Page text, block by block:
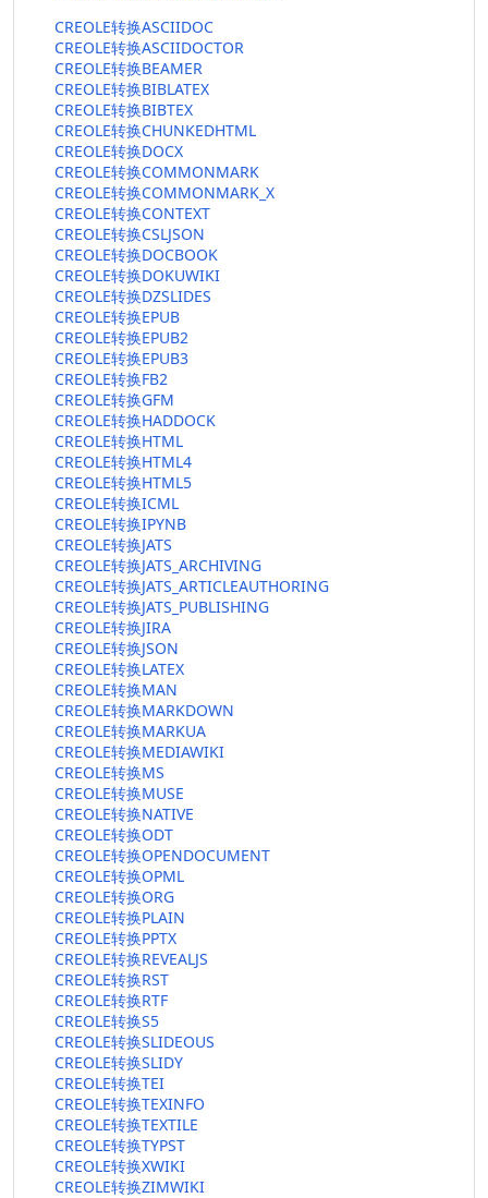
CREOLE转换ASCIIDOC
CREOLE转换ASCIIDOCTOR
CREOLE转换BEAMER
CREOLE转换BIBLATEX
CREOLE转换BIBTEX
CREOLE转换CHUNKEDHTML
CREOLE转换DOCX
CREOLE转换COMMONMARK
CREOLE转换COMMONMARK_X
CREOLE转换CONTEXT
CREOLE转换CSLJSON
CREOLE转换DOCBOOK
CREOLE转换DOKUWIKI
CREOLE转换DZSLIDES
CREOLE转换EPUB
CREOLE转换EPUB2
CREOLE转换EPUB3
CREOLE转换FB2
CREOLE转换GFM
CREOLE转换HADDOCK
CREOLE转换HTML
CREOLE转换HTML4
CREOLE转换HTML5
CREOLE转换ICML
CREOLE转换IPYNB
CREOLE转换JATS
CREOLE转换JATS_ARCHIVING
CREOLE转换JATS_ARTICLEAUTHORING
CREOLE转换JATS_PUBLISHING
CREOLE转换JIRA
CREOLE转换JSON
CREOLE转换LATEX
CREOLE转换MAN
CREOLE转换MARKDOWN
CREOLE转换MARKUA
CREOLE转换MEDIAWIKI
CREOLE转换MS
CREOLE转换MUSE
CREOLE转换NATIVE
CREOLE转换ODT
CREOLE转换OPENDOCUMENT
CREOLE转换OPML
CREOLE转换ORG
CREOLE转换PLAIN
CREOLE转换PPTX
CREOLE转换REVEALJS
CREOLE转换RST
CREOLE转换RTF
CREOLE转换S5
CREOLE转换SLIDEOUS
CREOLE转换SLIDY
CREOLE转换TEI
CREOLE转换TEXINFO
CREOLE转换TEXTILE
CREOLE转换TYPST
CREOLE转换XWIKI
CREOLE转换ZIMWIKI